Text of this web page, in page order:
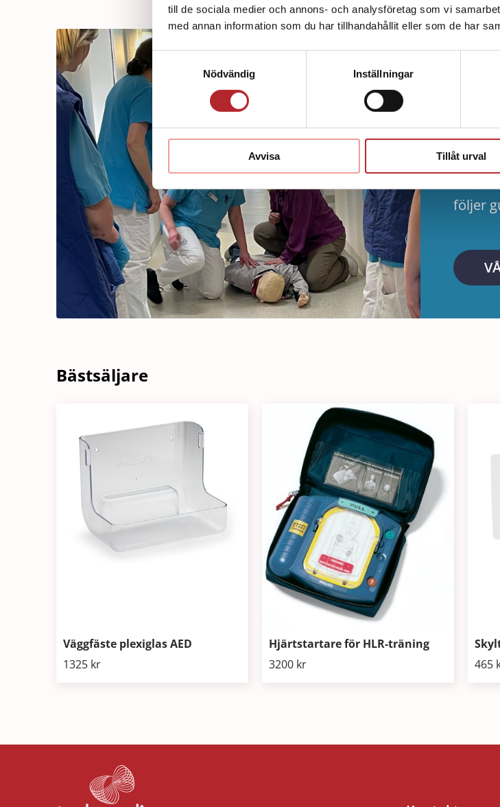
till de sociala medier och annons- och analysföretag som vi
med annan information som du har tillhandahållit eller som de har
Nödvändig
Inställningar
Avvisa Tillåt urval
väljer
följer
Vi är
följer
Bästsäljare
Väggfäste plexiglas AED
1325 kr
Hjärtstartare för HLR-träning
3200 kr
465